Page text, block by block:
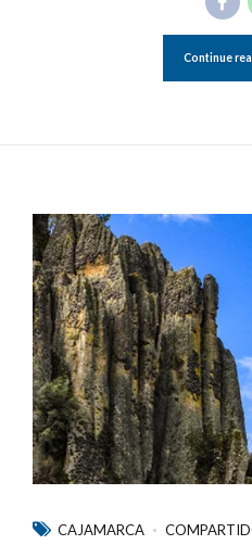
Continue
CAJAMARCA